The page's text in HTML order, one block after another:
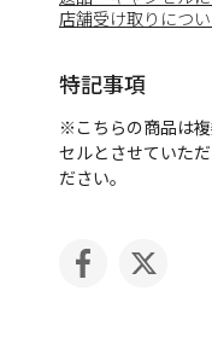
店舗受け取りにつ
特記事項
※こちらの商品は
セルとさせていた
ださい。